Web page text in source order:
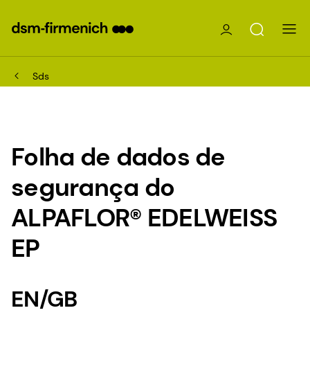
Sds
Folha de dados de
segurança do
ALPAFLOR® EDELWEISS
EP
EN/GB